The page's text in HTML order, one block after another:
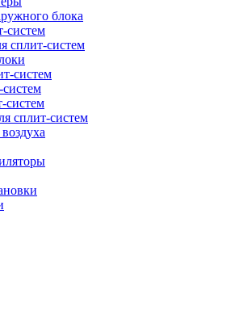
блока
систем
сплит-систем
систем
систем
сплит-систем